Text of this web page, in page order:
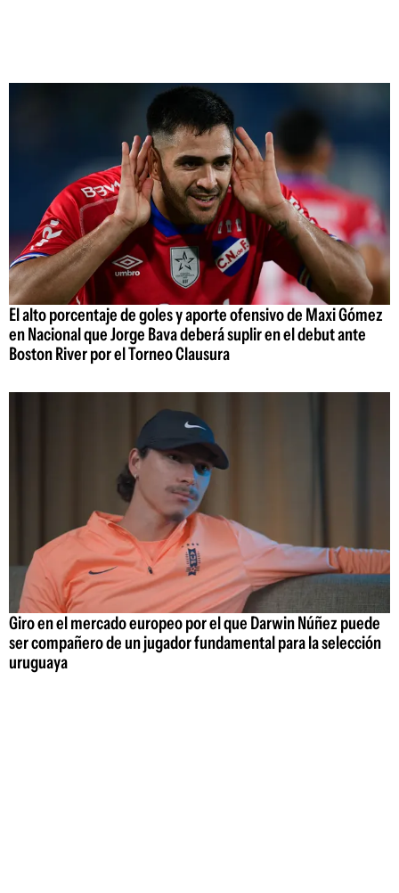
El alto porcentaje de goles y aporte ofensivo de Maxi Gómez
en Nacional que Jorge Bava deberá suplir en el debut ante
Boston River por el Torneo Clausura
Giro en el mercado europeo por el que Darwin Núñez puede
ser compañero de un jugador fundamental para la selección
uruguaya